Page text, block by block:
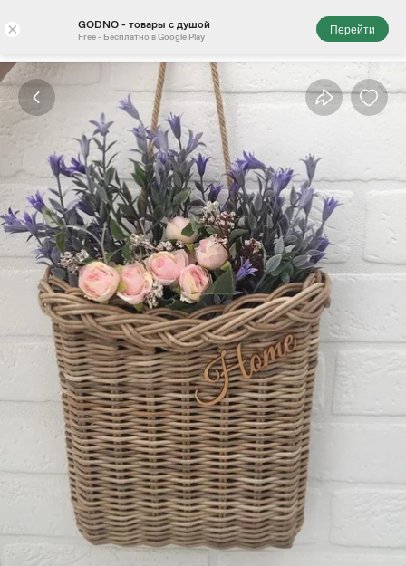
× GODNO - товары с душой
Free - Бесплатно в Google Play
Перейти